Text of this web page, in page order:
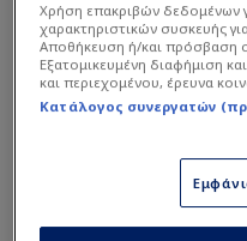
Χρήση επακριβών δεδομένων
χαρακτηριστικών συσκευής
Αποθήκευση ή/και πρόσβαση
Εξατομικευμένη διαφήμιση
και περιεχομένου, έρευνα
Κατάλογος συνεργατών